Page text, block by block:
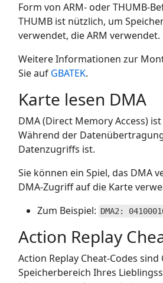
Form von ARM- oder THUMB-
THUMB ist nützlich, um
verwendet, die ARM verwendet.
Weitere Informationen zur
Sie auf GBATEK.
Karte lesen DMA
DMA (Direct Memory Access)
Während der
Datenzugriffs ist.
Sie können ein Spiel, das DMA
DMA-Zugriff auf die Karte
Zum Beispiel: DMA2:
Action Replay
Action Replay Cheat-Codes
Speicherbereich Ihres